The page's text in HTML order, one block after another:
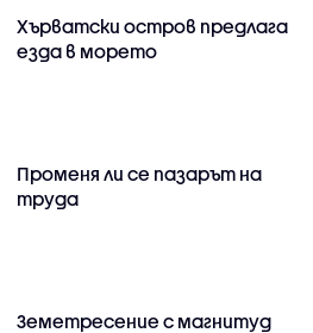
Хърватски остров предлага
езда в морето
Променя ли се пазарът на
труда
Земетресение с магнитуд